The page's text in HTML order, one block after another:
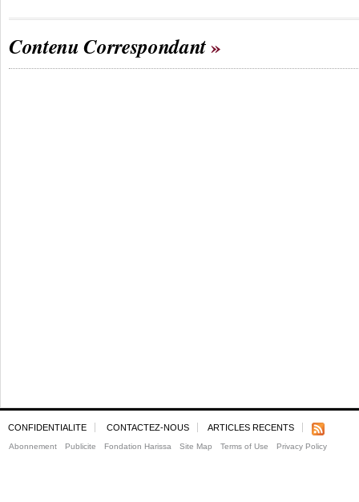
Contenu Correspondant
CONFIDENTIALITE CONTACTEZ-NOUS ARTICLES RECENTS
Abonnement Publicite Fondation Harissa Site Map Terms of Use Privacy Policy